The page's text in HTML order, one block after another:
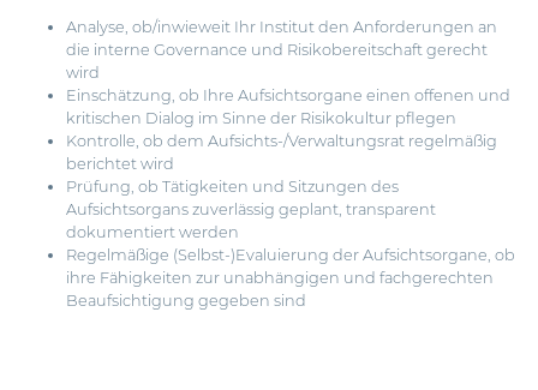
Analyse, ob/inwieweit Ihr Institut den Anforderungen an
die interne Governance und Risikobereitschaft gerecht
wird
Einschätzung, ob Ihre Aufsichtsorgane einen offenen und
kritischen Dialog im Sinne der Risikokultur pflegen
Kontrolle, ob dem Aufsichts-/Verwaltungsrat regelmäßig
berichtet wird
Prüfung, ob Tätigkeiten und Sitzungen des
Aufsichtsorgans zuverlässig geplant, transparent
dokumentiert werden
Regelmäßige (Selbst-)Evaluierung der Aufsichtsorgane, ob
ihre Fähigkeiten zur unabhängigen und fachgerechten
Beaufsichtigung gegeben sind